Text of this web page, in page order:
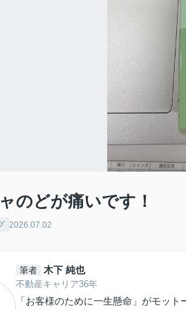
のどが痛いです！
2026.07.02
筆者 木下 純也
不動産キャリア36年
「お客様のために一生懸命」がモット